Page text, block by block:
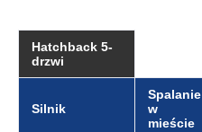
Hatchback 5-
drzwi
Silnik
Spalanie
w
mieście